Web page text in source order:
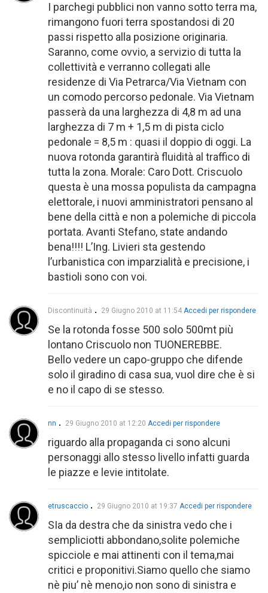
I parchegi pubblici non vanno sotto terra ma,
rimangono fuori terra spostandosi di 20
passi rispetto alla posizione originaria.
Saranno, come ovvio, a servizio di tutta la
collettività e verranno collegati alle
residenze di Via Petrarca/Via Vietnam con
un comodo percorso pedonale. Via Vietnam
passerà da una larghezza di 4,8 m ad una
larghezza di 7 m + 1,5 m di pista ciclo
pedonale = 8,5 m : quasi il doppio di oggi. La
nuova rotonda garantirà fluidità al traffico di
tutta la zona. Morale: Caro Dott. Criscuolo
questa è una mossa populista da campagna
elettorale, i nuovi amministratori pensano al
bene della città e non a polemiche di piccola
portata. Avanti Stefano, state andando
bena!!!! L’Ing. Livieri sta gestendo
l’urbanistica con imparzialità e precisione, i
bastioli sono con voi.
Discontinuità 29 Giugno 2010 at 11:54 Accedi per rispondere
Se la rotonda fosse 500 solo 500mt più
lontano Criscuolo non TUONEREBBE.
Bello vedere un capo-gruppo che difende
solo il giradino di casa sua, vuol dire che è si
e no il capo di se stesso.
nn 29 Giugno 2010 at 12:20 Accedi per rispondere
riguardo alla propaganda ci sono alcuni
personaggi allo stesso livello infatti guarda
le piazze e levie intitolate.
etruscaccio 29 Giugno 2010 at 19:37 Accedi per rispondere
SIa da destra che da sinistra vedo che i
sempliciotti abbondano,solite polemiche
spicciole e mai attinenti con il tema,mai
critici e proponitivi.Siamo quello che siamo
nè piu’ nè meno,io non sono di sinistra e